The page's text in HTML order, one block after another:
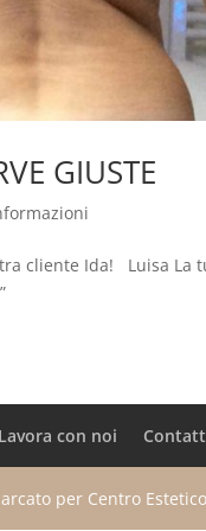
GIUSTE
cliente Ida! Luisa La
Lavora con noi
per Centro